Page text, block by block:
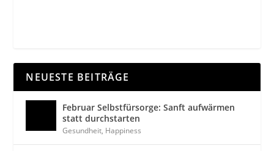
NEUESTE BEITRÄGE
Februar Selbstfürsorge: Sanft aufwärmen
statt durchstarten
Gesundheit, Happiness